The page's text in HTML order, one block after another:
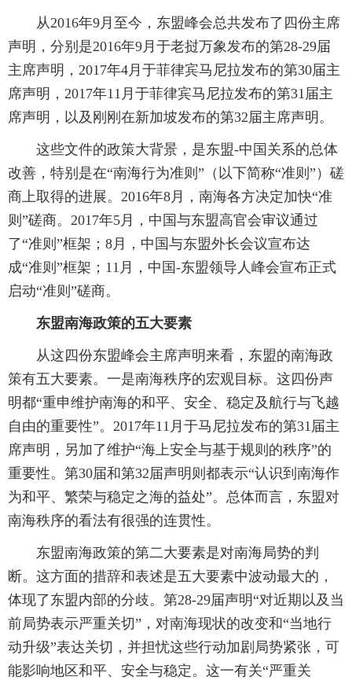
从2016年9月至今，东盟峰会总共发布了四份主席
声明，分别是2016年9月于老挝万象发布的第28-29届
主席声明，2017年4月于菲律宾马尼拉发布的第30届主
席声明，2017年11月于菲律宾马尼拉发布的第31届主
席声明，以及刚刚在新加坡发布的第32届主席声明。
这些文件的政策大背景，是东盟-中国关系的总体
改善，特别是在“南海行为准则”（以下简称“准则”）磋
商上取得的进展。2016年8月，南海各方决定加快“准
则”磋商。2017年5月，中国与东盟高官会审议通过
了“准则”框架；8月，中国与东盟外长会议宣布达
成“准则”框架；11月，中国-东盟领导人峰会宣布正式
启动“准则”磋商。
东盟南海政策的五大要素
从这四份东盟峰会主席声明来看，东盟的南海政
策有五大要素。一是南海秩序的宏观目标。这四份声
明都“重申维护南海的和平、安全、稳定及航行与飞越
自由的重要性”。2017年11月于马尼拉发布的第31届主
席声明，另加了维护“海上安全与基于规则的秩序”的
重要性。第30届和第32届声明则都表示“认识到南海作
为和平、繁荣与稳定之海的益处”。总体而言，东盟对
南海秩序的看法有很强的连贯性。
东盟南海政策的第二大要素是对南海局势的判
断。这方面的措辞和表述是五大要素中波动最大的，
体现了东盟内部的分歧。第28-29届声明“对近期以及当
前局势表示严重关切”，对南海现状的改变和“当地行
动升级”表达关切，并担忧这些行动加剧局势紧张，可
能影响地区和平、安全与稳定。这一有关“严重关